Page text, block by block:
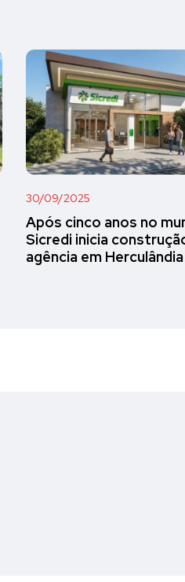
30/09/2025
Após cinco anos no
Sicredi inicia
agência em Herculândia